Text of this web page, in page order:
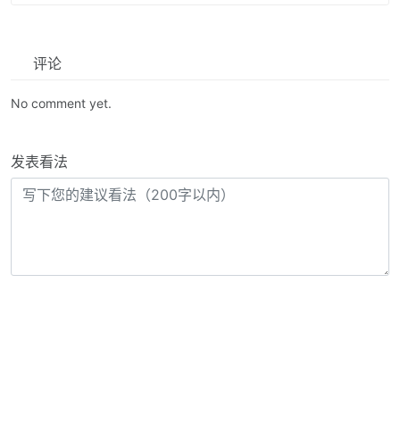
评论
No comment yet.
发表看法